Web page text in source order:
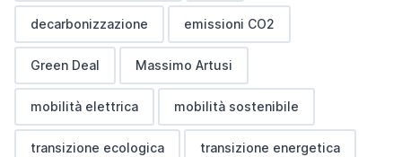
decarbonizzazione emissioni CO2
Green Deal Massimo Artusi
mobilità elettrica mobilità sostenibile
transizione ecologica transizione energetica